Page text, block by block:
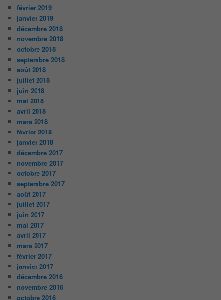
février 2019
janvier 2019
décembre 2018
novembre 2018
octobre 2018
septembre 2018
août 2018
juillet 2018
juin 2018
mai 2018
avril 2018
mars 2018
février 2018
janvier 2018
décembre 2017
novembre 2017
octobre 2017
septembre 2017
août 2017
juillet 2017
juin 2017
mai 2017
avril 2017
mars 2017
février 2017
janvier 2017
décembre 2016
novembre 2016
octobre 2016